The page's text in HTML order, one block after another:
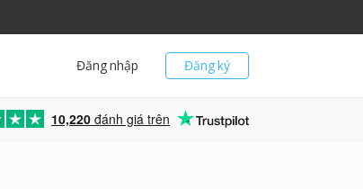
Đăng ký
Đăng nhập
10,220 đánh giá trên